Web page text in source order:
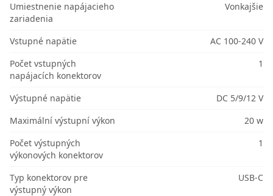
Umiestnenie napájacieho
zariadenia
Vonkajšie
Vstupné napätie
AC 100-240 V
Počet vstupných
napájacích konektorov
1
Výstupné napätie
DC 5/9/12 V
Maximální výstupní výkon
20 w
Počet výstupných
výkonových konektorov
1
Typ konektorov pre
výstupný výkon
USB-C